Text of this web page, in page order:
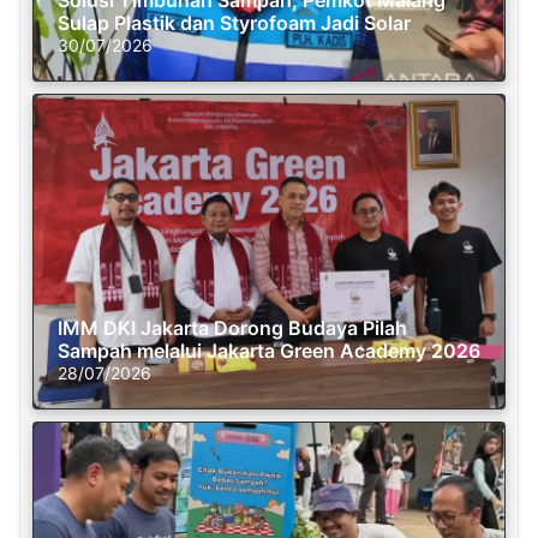
Sulap Plastik dan Styrofoam Jadi Solar
30/07/2026
IMM DKI Jakarta Dorong Budaya Pilah
Sampah melalui Jakarta Green Academy 2026
28/07/2026